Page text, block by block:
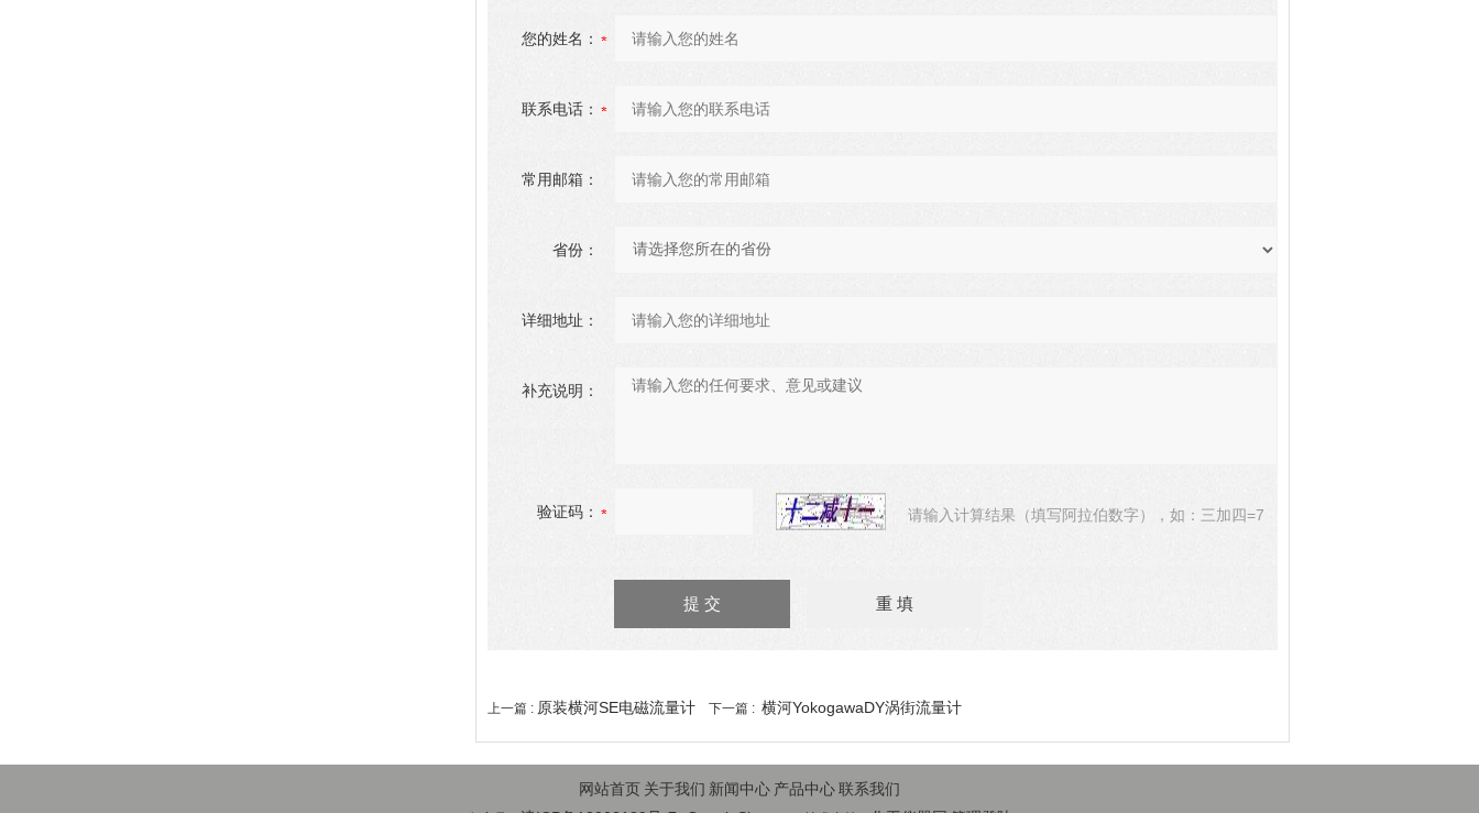
您的姓名：
联系电话：
常用邮箱：
省份：
详细地址：
补充说明：
验证码： 请输入计算结果（填写阿拉伯数字），如：三加四=7
上一篇 : 原装横河SE电磁流量计 下一篇 : 横河YokogawaDY涡街流量计
网站首页 关于我们 新闻中心 产品中心联系我们